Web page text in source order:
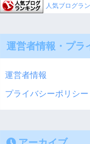
人気ブログラ
運営者情報・プラ
運営者情報
プライバシーポリシー